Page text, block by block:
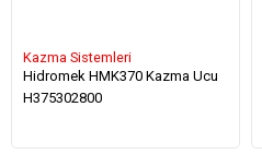
Kazma Sistemleri
Hidromek HMK370 Kazma Ucu
H375302800